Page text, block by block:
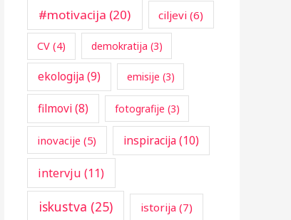
r
:
#motivacija (20) ciljevi (6)
CV(4) demokratija (3)
ekologija(9) emisije (3)
filmovi(8) fotografije (3)
inovacije (5) inspiracija(10)
intervju (11)
iskustva (25) istorija (7)